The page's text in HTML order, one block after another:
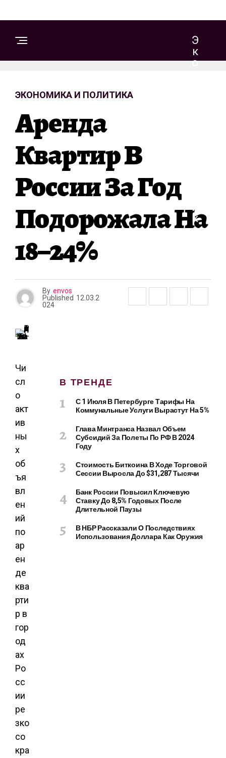
Э
К
О
И
К
А
ЭКОНОМИКА И ПОЛИТИКА
Аренда
Квартир В
России За Год
Подорожала На
18–24%
By envos
Published 12.03.2
024
Чи
сл
о
акт
ив
ны
х
об
ъя
вл
ен
ий
по
ар
ен
де
ква
рти
р в
гор
од
ах
Ро
сс
ии
ре
зко
со
кра
В ТРЕНДЕ
С 1 Июля В Петербурге Тарифы На
Коммунальные Услуги Вырастут На 5%
Глава Минтранса Назвал Объем
Субсидий За Полеты По РФ В 2024
Году
Стоимость Биткоина В Ходе Торговой
Сессии Выросла До $31,287 Тысячи
Банк России Повысил Ключевую
Ставку До 8,5% Годовых После
Длительной Паузы
В НБР Рассказали О Последствиях
Использования Доллара Как Оружия